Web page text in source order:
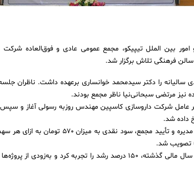
سالیانه را دکتر سیدمحمد خوانساری برعهده داشت. ناظران
نیز مرتضی سبحانی‌نیا ناظر مجمع بودند.
عامل شرکت داروسازی کاسپین مهندس روزبه رسولی آغاز و
داده شد.
کاسپین‌تامین نسبت به سال مالی گذشته، ۱۵۰ درصد رشد را تجربه